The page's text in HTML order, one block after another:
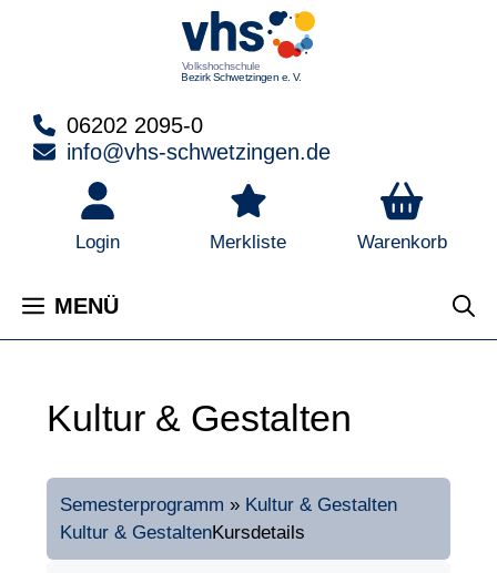
06202 2095-0
info@vhs-schwetzingen.de
Login Merkliste Warenkorb
MENÜ
Kultur & Gestalten
Semesterprogramm » Kultur & Gestalten
Kultur & GestaltenKursdetails